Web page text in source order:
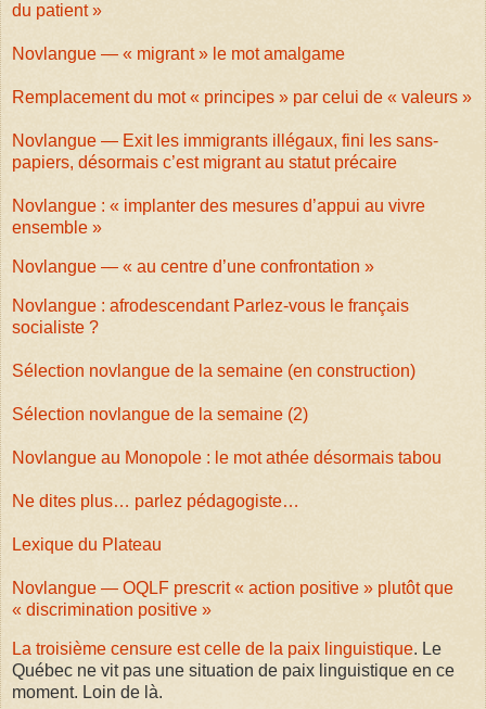
du patient »
Novlangue — « migrant » le mot amalgame
Remplacement du mot « principes » par celui de « valeurs »
Novlangue — Exit les immigrants illégaux, fini les sans-
papiers, désormais c’est migrant au statut précaire
Novlangue : « implanter des mesures d’appui au vivre
ensemble »
Novlangue — « au centre d’une confrontation »
Novlangue : afrodescendant Parlez-vous le français
socialiste ?
Sélection novlangue de la semaine (en construction)
Sélection novlangue de la semaine (2)
Novlangue au Monopole : le mot athée désormais tabou
Ne dites plus… parlez pédagogiste…
Lexique du Plateau
Novlangue — OQLF prescrit « action positive » plutôt que
« discrimination positive »
La troisième censure est celle de la paix linguistique. Le
Québec ne vit pas une situation de paix linguistique en ce
moment. Loin de là.